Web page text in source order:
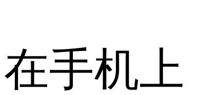
在手机上